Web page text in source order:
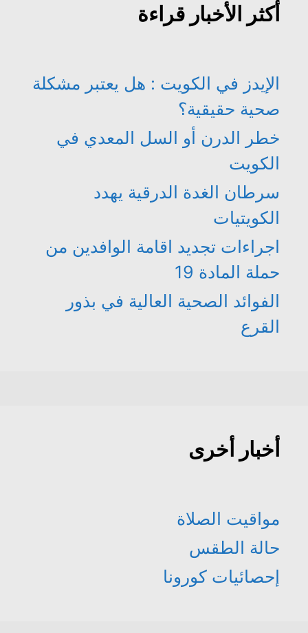
أكثر الأخبار قراءة
الإيدز في الكويت : هل يعتبر مشكلة
صحية حقيقية؟
خطر الدرن أو السل المعدي في
الكويت
سرطان الغدة الدرقية يهدد
الكويتيات
اجراءات تجديد اقامة الوافدين من
حملة المادة 19
الفوائد الصحية العالية في بذور
القرع
أخبار أخرى
مواقيت الصلاة
حالة الطقس
إحصائيات كورونا